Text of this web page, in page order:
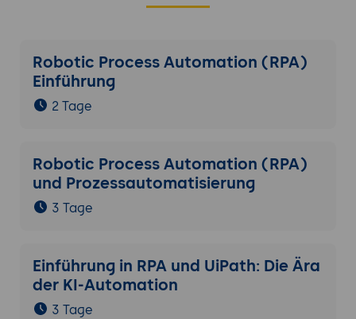
Robotic Process Automation (RPA)
Einführung
2 Tage
Robotic Process Automation (RPA)
und Prozessautomatisierung
3 Tage
Einführung in RPA und UiPath: Die Ära
der KI-Automation
3 Tage